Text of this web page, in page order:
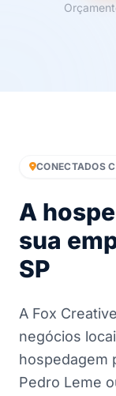
CONECTADOS
A
sua
SP
A Fox
negócios
hospedagem
Pedro Leme